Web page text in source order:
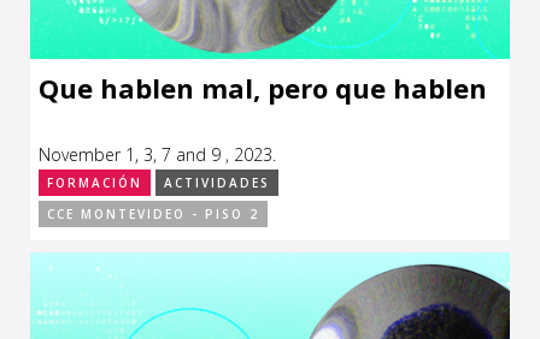
Que hablen mal, pero que hablen
November 1, 3, 7 and 9 , 2023.
FORMACIÓN
ACTIVIDADES
CCE MONTEVIDEO - PISO 2